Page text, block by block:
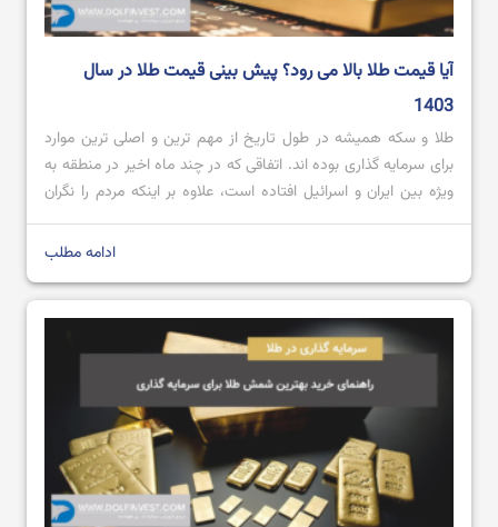
آیا قیمت طلا بالا می رود؟ پیش بینی قیمت طلا در سال
1403
طلا و سکه همیشه در طول تاریخ از مهم ترین و اصلی ترین موارد
برای سرمایه ‌گذاری بوده اند. اتفاقی که در چند ماه اخیر در منطقه به
ویژه بین ایران و اسرائیل افتاده است، علاوه بر اینکه مردم را نگران
کرده، باعث افزایش شدید قیمت طلا شده است. این نگرانی ها و
ادامه مطلب